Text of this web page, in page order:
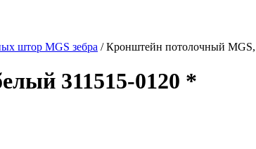
штор MGS зебра / Кронштейн потолочный MGS,
311515-0120 *